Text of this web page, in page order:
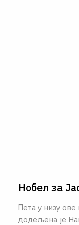
Нобел за
Пета у низу
додељена је